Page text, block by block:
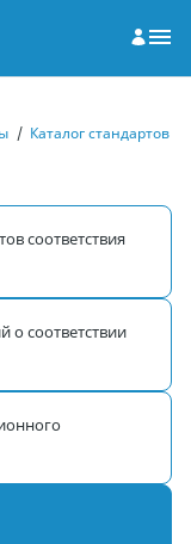
/ Каталог стандартов
соответствия
о соответствии